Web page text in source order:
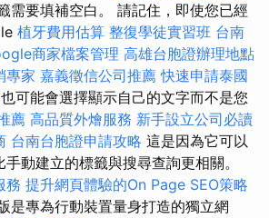
需要填補空白。 請記住，即使您已經
植牙費用估算 整復學徒實習班 台南
商家檔案管理 高雄台胞證辦理地點
專家 嘉義徵信公司推薦 快速申請泰國
也可能會選擇顯示自己的文字而不是您
薦 高品質外燴服務 新手設立公司必讀
台南台胞證申請攻略 這是因為它可以
動建立的標籤與搜尋查詢更相關。
務 提升網頁體驗的On Page SEO策略
是專為行動裝置量身打造的獨立網